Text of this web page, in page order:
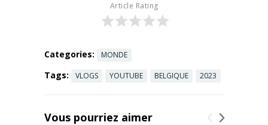
commission
électorale
Article Rating
Categories: MONDE
Tags: VLOGS YOUTUBE BELGIQUE 2023
Vous pourriez aimer